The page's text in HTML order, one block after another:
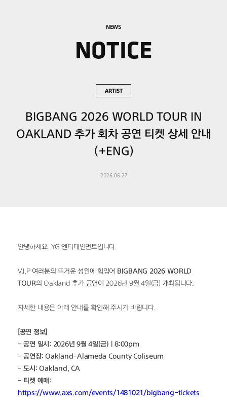
NEWS
NOTICE
ARTIST
BIGBANG 2026 WORLD TOUR IN
OAKLAND 추가 회차 공연 티켓 상세 안내
(+ENG)
2026.06.27
안녕하세요. YG 엔터테인먼트입니다.
V.I.P 여러분의 뜨거운 성원에 힘입어 BIGBANG 2026 WORLD
TOUR의 Oakland 추가 공연이 2026년 9월 4일(금) 개최됩니다.
자세한 내용은 아래 안내를 확인해 주시기 바랍니다.
[공연 정보]
- 공연 일시: 2026년 9월 4일(금) | 8:00pm
- 공연장: Oakland-Alameda County Coliseum
- 도시: Oakland, CA
https://www.axs.com/events/1481021/bigbang-tickets